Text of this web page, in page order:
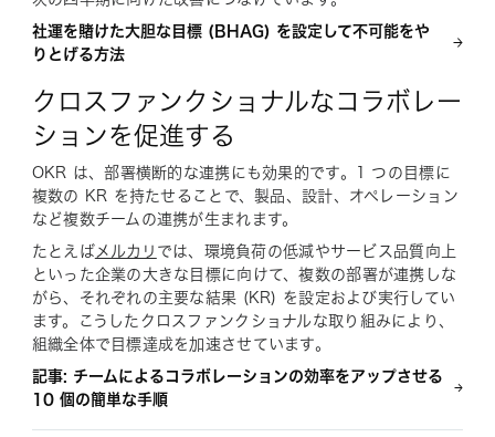
社運を賭けた大胆な目標 (BHAG) を設定して不可能をや
りとげる方法
クロスファンクショナルなコラボレー
ションを促進する
OKR は、部署横断的な連携にも効果的です。1 つの目標に
複数の KR を持たせることで、製品、設計、オペレーション
など複数チームの連携が生まれます。
たとえばメルカリ では、環境負荷の低減やサービス品質向上
といった企業の大きな目標に向けて、複数の部署が連携しな
がら、それぞれの主要な結果 (KR) を設定および実行してい
ます。こうしたクロスファンクショナルな取り組みにより、
組織全体で目標達成を加速させています。
記事: チームによるコラボレーションの効率をアップさせる
10 個の簡単な手順